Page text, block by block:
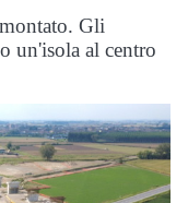
Gli
un'isola al centro